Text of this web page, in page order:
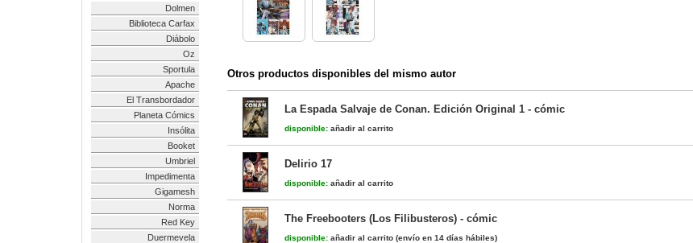
Dolmen
Biblioteca Carfax
Diábolo
Oz
Sportula
Apache
El Transbordador
Planeta Cómics
Insólita
Booket
Umbriel
Impedimenta
Gigamesh
Norma
Red Key
Duermevela
Otros productos disponibles del mismo autor
La Espada Salvaje de Conan. Edición Original 1 - cómic
disponible: añadir al carrito
Delirio 17
disponible: añadir al carrito
The Freebooters (Los Filibusteros) - cómic
disponible: añadir al carrito (envío en 14 días hábiles)